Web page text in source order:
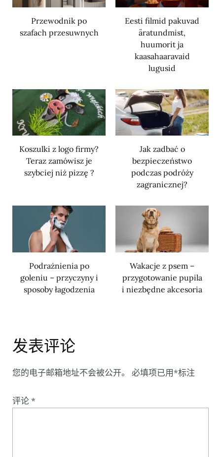
Przewodnik po
szafach przesuwnych
Eesti filmid pakuvad
äratundmist,
huumorit ja
kaasahaaravaid
lugusid
Koszulki z logo firmy?
Teraz zamówisz je
szybciej niż pizzę ?
Jak zadbać o
bezpieczeństwo
podczas podróży
zagranicznej?
Podrażnienia po
goleniu – przyczyny i
sposoby łagodzenia
Wakacje z psem –
przygotowanie pupila
i niezbędne akcesoria
发表评论
您的电子邮箱地址不会被公开。 必填项已用*标注
评论*